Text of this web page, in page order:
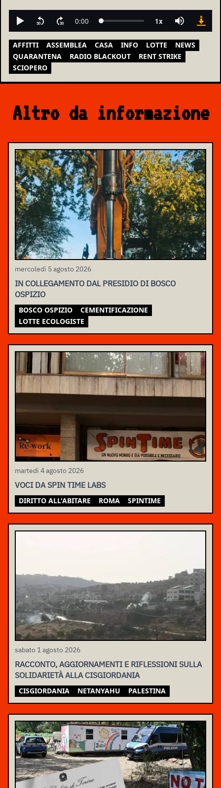
AFFITTI ASSEMBLEA CASA INFO LOTTE
NEWS
QUARANTENA
RADIO BLACKOUT
RENT STRIKE
SCIOPERO
Altro da informazione
mercoledì 5 agosto 2026
IN COLLEGAMENTO DAL PRESIDIO DI BOSCO
OSPIZIO
BOSCO OSPIZIO
CEMENTIFICAZIONE
LOTTE ECOLOGISTE
martedì 4 agosto 2026
VOCI DA SPIN TIME LABS
DIRITTO ALL'ABITARE ROMA SPINTIME
sabato 1 agosto 2026
RACCONTO, AGGIORNAMENTI E RIFLESSIONI SULLA
SOLIDARIETÀ ALLA CISGIORDANIA
CISGIORDANIA NETANYAHU PALESTINA